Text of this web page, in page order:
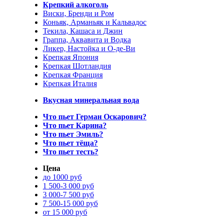
Крепкий алкоголь
Виски, Бренди и Ром
Коньяк, Арманьяк и Кальвадос
Текила, Кашаса и Джин
Граппа, Аквавита и Водка
Ликер, Настойка и О-де-Ви
Крепкая Япония
Крепкая Шотландия
Крепкая Франция
Крепкая Италия
Вкусная минеральная вода
Что пьет Герман Оскарович?
Что пьет Карина?
Что пьет Эмиль?
Что пьет тёща?
Что пьет тесть?
Цена
до 1000 руб
1 500-3 000 руб
3 000-7 500 руб
7 500-15 000 руб
от 15 000 руб